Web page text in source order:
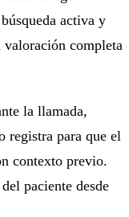
activa y
valoración completa
la llamada,
registra para que el
contexto previo.
paciente desde